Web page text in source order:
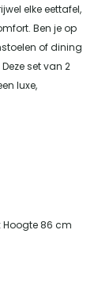
elke eettafel,
Ben je op
of dining
set van 2
luxe,
Hoogte 86 cm